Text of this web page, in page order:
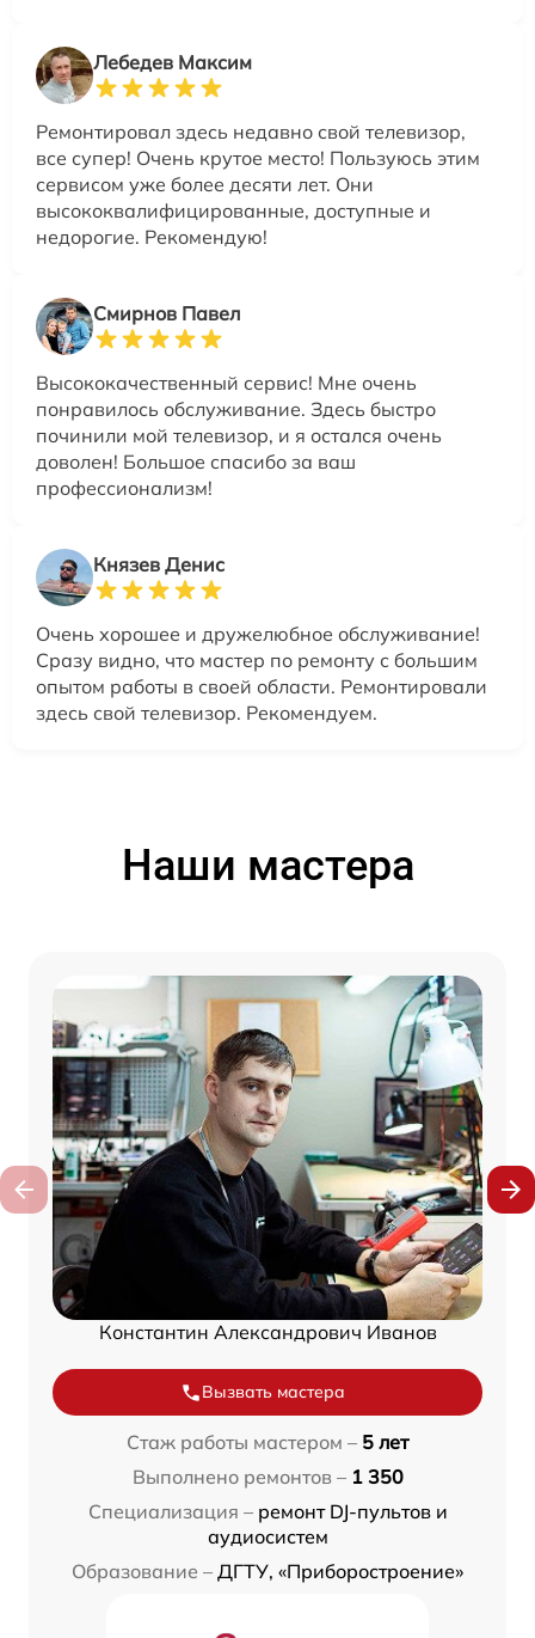
Лебедев Максим
Ремонтировал здесь недавно свой телевизор,
все супер! Очень крутое место! Пользуюсь этим
сервисом уже более десяти лет. Они
высококвалифицированные, доступные и
недорогие. Рекомендую!
Смирнов Павел
Высококачественный сервис! Мне очень
понравилось обслуживание. Здесь быстро
починили мой телевизор, и я остался очень
доволен! Большое спасибо за ваш
профессионализм!
Князев Денис
Очень хорошее и дружелюбное обслуживание!
Сразу видно, что мастер по ремонту с большим
опытом работы в своей области. Ремонтировали
здесь свой телевизор. Рекомендуем.
Наши мастера
Константин Александрович Иванов
Вызвать мастера
Стаж работы мастером – 5 лет
Выполнено ремонтов – 1 350
Специализация – ремонт DJ-пультов и
аудиосистем
Образование – ДГТУ, «Приборостроение»